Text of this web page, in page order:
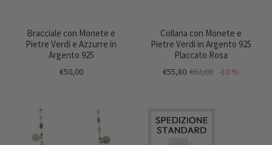
Bracciale con Monete e
Pietre Verdi e Azzurre in
Argento 925
€50,00
Collana con Monete e
Pietre Verdi in Argento 925
Placcato Rosa
€55,80 €62,00 -10 %